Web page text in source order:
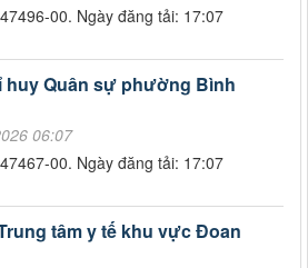
00. Ngày đăng tải: 17:07
huy Quân sự phường Bình
06:07
00. Ngày đăng tải: 17:07
tâm y tế khu vực Đoan